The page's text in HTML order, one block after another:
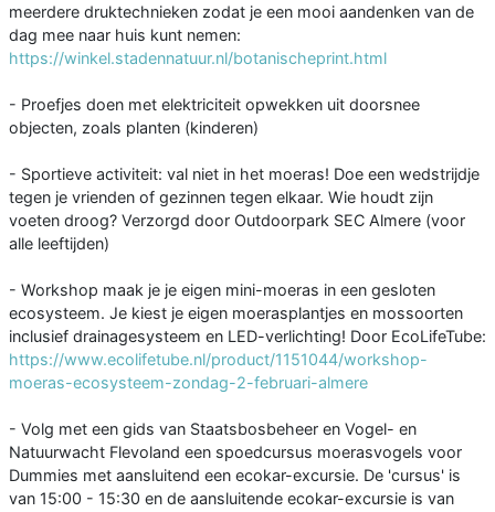
meerdere druktechnieken zodat je een mooi aandenken van de
dag mee naar huis kunt nemen:
https://winkel.stadennatuur.nl/botanischeprint.html
- Proefjes doen met elektriciteit opwekken uit doorsnee
objecten, zoals planten (kinderen)
- Sportieve activiteit: val niet in het moeras! Doe een wedstrijdje
tegen je vrienden of gezinnen tegen elkaar. Wie houdt zijn
voeten droog? Verzorgd door Outdoorpark SEC Almere (voor
alle leeftijden)
- Workshop maak je je eigen mini-moeras in een gesloten
ecosysteem. Je kiest je eigen moerasplantjes en mossoorten
inclusief drainagesysteem en LED-verlichting! Door EcoLifeTube:
https://www.ecolifetube.nl/product/1151044/workshop-
moeras-ecosysteem-zondag-2-februari-almere
- Volg met een gids van Staatsbosbeheer en Vogel- en
Natuurwacht Flevoland een spoedcursus moerasvogels voor
Dummies met aansluitend een ecokar-excursie. De 'cursus' is
van 15:00 - 15:30 en de aansluitende ecokar-excursie is van